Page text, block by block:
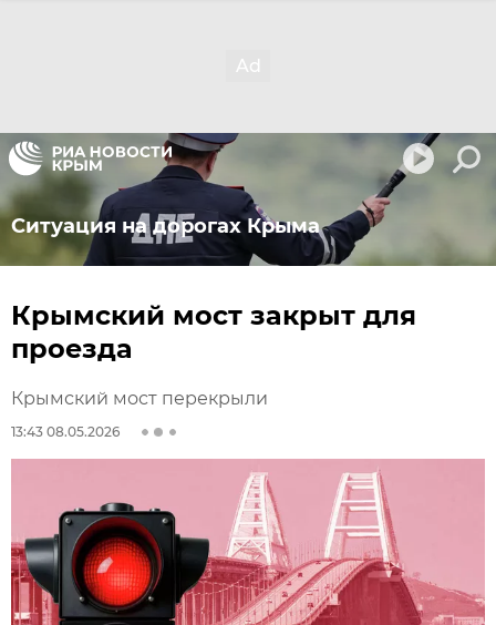
Ситуация на дорогах Крыма
Крымский мост закрыт для
проезда
Крымский мост перекрыли
13:43 08.05.2026